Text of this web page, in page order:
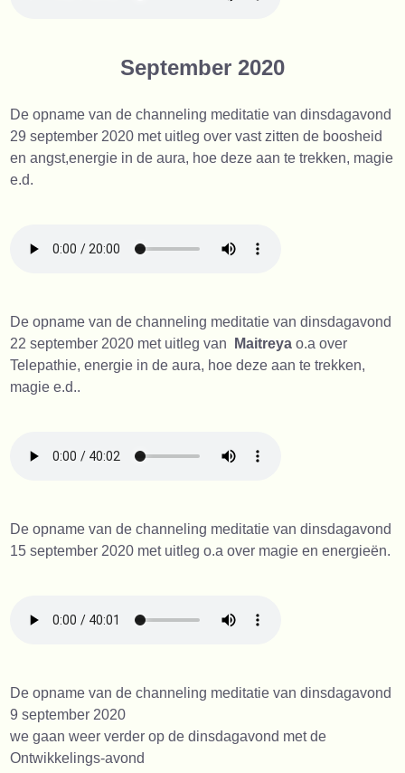
September 2020
De opname van de channeling meditatie van dinsdagavond
29 september 2020 met uitleg over vast zitten de boosheid
en angst,energie in de aura, hoe deze aan te trekken, magie
e.d.
De opname van de channeling meditatie van dinsdagavond
22 september 2020 met uitleg van
Maitreya o.a over
Telepathie, energie in de aura, hoe deze aan te trekken,
magie e.d..
De opname van de channeling meditatie van dinsdagavond
15 september 2020 met uitleg o.a over magie en energieën.
De opname van de channeling meditatie van dinsdagavond
9 september 2020
we gaan weer verder op de dinsdagavond met de
Ontwikkelings-avond